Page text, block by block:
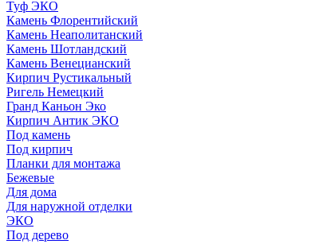
Туф ЭКО
Камень Флорентийский
Камень Неаполитанский
Камень Шотландский
Камень Венецианский
Кирпич Рустикальный
Ригель Немецкий
Гранд Каньон Эко
Кирпич Антик ЭКО
Под камень
Под кирпич
Планки для монтажа
Бежевые
Для дома
Для наружной отделки
ЭКO
Под дерево